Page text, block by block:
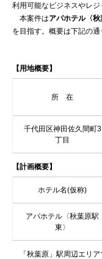
利用可能なビジネスやレジ
本案件はアパホテル〈秋
を目指す。概要は下記の通
【用地概要】
所 在
千代田区神田佐久間町3
丁目
【計画概要】
ホテル名(仮称)
アパホテル〈秋葉原駅
東〉
「秋葉原」駅周辺エリア